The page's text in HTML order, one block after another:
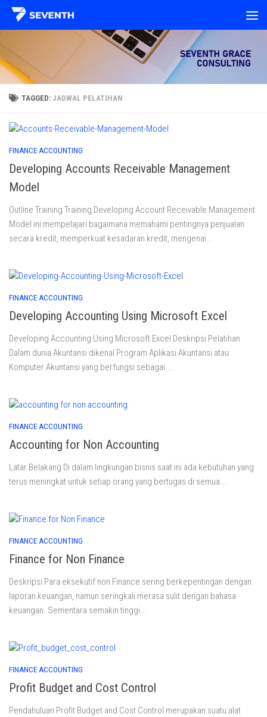
Skip to content
TAGGED:JADWAL PELATIHAN
FINANCE ACCOUNTING
Developing Accounts Receivable Management
Model
Outline Training Training Developing Account Receivable Management
Model ini mempelajari bagaimana memahami pentingnya penjualan
secara kredit, memperkuat kesadaran kredit, mengenai...
FINANCE ACCOUNTING
Developing Accounting Using Microsoft Excel
Developing Accounting Using Microsoft Excel Deskripsi Pelatihan
Dalam dunia Akuntansi dikenal Program Aplikasi Akuntansi atau
Komputer Akuntansi yang berfungsi sebagai...
FINANCE ACCOUNTING
Accounting for Non Accounting
Latar Belakang Di dalam lingkungan bisnis saat ini ada kebutuhan yang
terus meningkat untuk setiap orang yang bertugas di semua...
FINANCE ACCOUNTING
Finance for Non Finance
Deskripsi Para eksekutif non Finance sering berkepentingan dengan
laporan keuangan, namun seringkali merasa sulit dengan bahasa
keuangan. Sementara semakin tinggi...
FINANCE ACCOUNTING
Profit Budget and Cost Control
Pendahuluan Profit Budget and Cost Control merupakan suatu alat